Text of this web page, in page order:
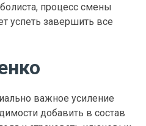
процесс смены
успеть завершить все
важное усиление
добавить в состав